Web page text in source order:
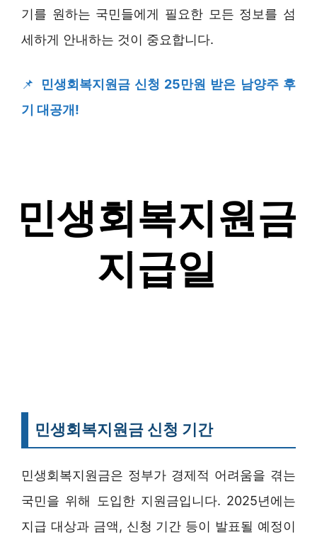
기를 원하는 국민들에게 필요한 모든 정보를 섬
세하게 안내하는 것이 중요합니다.
📌
민생회복지원금 신청 25만원 받은 남양주 후
기 대공개!
민생회복지원금 신청 기간
민생회복지원금은 정부가 경제적 어려움을 겪는
국민을 위해 도입한 지원금입니다. 2025년에는
지급 대상과 금액, 신청 기간 등이 발표될 예정이